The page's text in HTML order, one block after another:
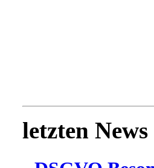
letzten News